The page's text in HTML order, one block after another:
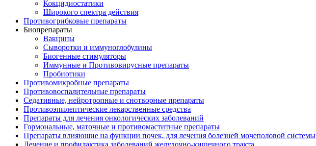
Кокцидиостатики
Широкого спектра действия
Противогрибковые препараты
Биопрепараты
Вакцины
Сыворотки и иммуноглобулины
Биогенные стимуляторы
Иммунные и Противовирусные препараты
Пробиотики
Противомикробные препараты
Противовоспалительные препараты
Седативные, нейротропные и снотворные препараты
Противоэпилептические лекарственные средства
Препараты для лечения онкологических заболеваний
Гормональные, маточные и противомаститные препараты
Препараты влияющие на функции почек, для лечения болезней мочеполовой системы